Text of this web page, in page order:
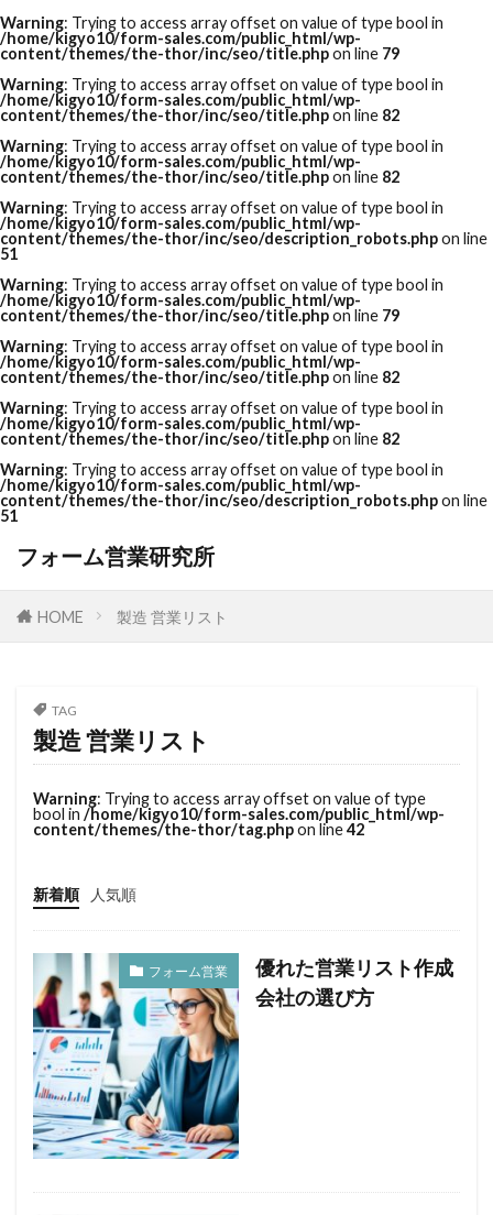
Warning: Trying to access array offset on value of type bool in
/home/kigyo10/form-sales.com/public_html/wp-
content/themes/the-thor/inc/seo/title.phpon line 79
Warning: Trying to access array offset on value of type bool in
/home/kigyo10/form-sales.com/public_html/wp-
content/themes/the-thor/inc/seo/title.phpon line 82
Warning: Trying to access array offset on value of type bool in
/home/kigyo10/form-sales.com/public_html/wp-
content/themes/the-thor/inc/seo/title.phpon line 82
Warning: Trying to access array offset on value of type bool in
/home/kigyo10/form-sales.com/public_html/wp-
content/themes/the-thor/inc/seo/description_robots.phpon line
51
Warning: Trying to access array offset on value of type bool in
/home/kigyo10/form-sales.com/public_html/wp-
content/themes/the-thor/inc/seo/title.phpon line 79
Warning: Trying to access array offset on value of type bool in
/home/kigyo10/form-sales.com/public_html/wp-
content/themes/the-thor/inc/seo/title.phpon line 82
Warning: Trying to access array offset on value of type bool in
/home/kigyo10/form-sales.com/public_html/wp-
content/themes/the-thor/inc/seo/title.phpon line 82
Warning: Trying to access array offset on value of type bool in
/home/kigyo10/form-sales.com/public_html/wp-
content/themes/the-thor/inc/seo/description_robots.phpon line
51
フォーム営業研究所
HOME 製造 営業リスト
TAG
製造 営業リスト
Warning: Trying to access array offset on value of type
bool in /home/kigyo10/form-sales.com/public_html/wp-
content/themes/the-thor/tag.phpon line42
新着順 人気順
フォーム営業
優れた営業リスト作成
会社の選び方